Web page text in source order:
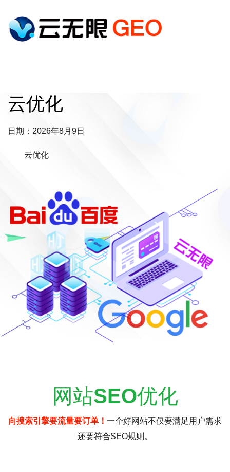
云优化
日期：2026年8月9日
云优化
网站SEO优化
向搜索引擎要流量要订单！ 一个好网站不仅要满足用户需求
还要符合SEO规则。